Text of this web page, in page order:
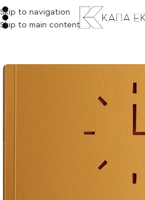
Skip to navigation
Skip to main content